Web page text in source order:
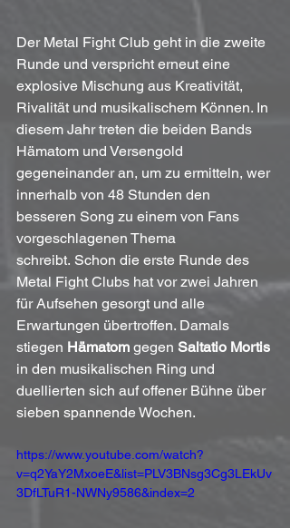
Der Metal Fight Club geht in die zweite
Runde und verspricht erneut eine
explosive Mischung aus Kreativität,
Rivalität und musikalischem Können. In
diesem Jahr treten die beiden Bands
Hämatom und Versengold
gegeneinander an, um zu ermitteln, wer
innerhalb von 48 Stunden den
besseren Song zu einem von Fans
vorgeschlagenen Thema
schreibt. Schon die erste Runde des
Metal Fight Clubs hat vor zwei Jahren
für Aufsehen gesorgt und alle
Erwartungen übertroffen. Damals
stiegen Hämatom gegen Saltatio Mortis
in den musikalischen Ring und
duellierten sich auf offener Bühne über
sieben spannende Wochen.
https://www.youtube.com/watch?
v=q2YaY2MxoeE&list=PLV3BNsg3Cg3LEkUv
3DfLTuR1-NWNy9586&index=2